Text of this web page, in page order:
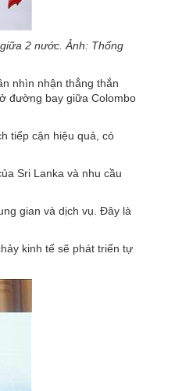
2 nước. Ảnh: Thống
nhìn nhận thẳng thắn
đường bay giữa Colombo
tiếp cận hiệu quả, có
Sri Lanka và nhu cầu
gian và dịch vụ. Đây là
kinh tế sẽ phát triển tự